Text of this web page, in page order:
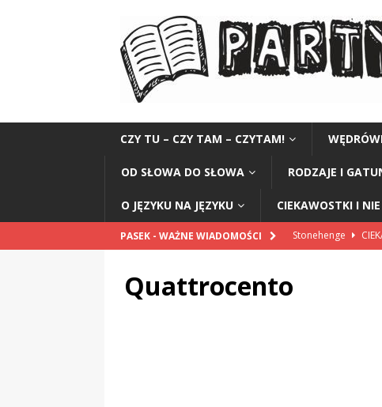
CZY TU – CZY TAM – CZYTAM!
OD SŁOWA DO SŁOWA RODZAJE I
O JĘZYKU NA JĘZYKU CIEKAWOSTKI I
PASEK - WAŻNE WIADOMOŚCI Stonehenge
Quattrocento